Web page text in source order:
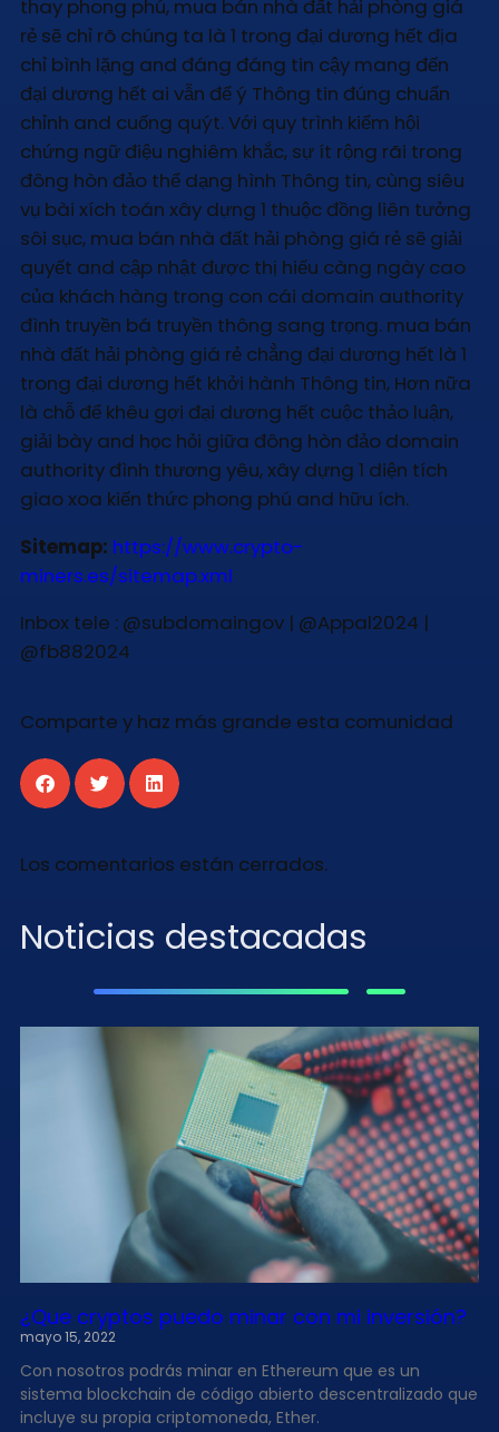
thay phong phú, mua bán nhà đất hải phòng giá
rẻ sẽ chỉ rõ chúng ta là 1 trong đại dương hết địa
chỉ bình lặng and đáng đáng tin cậy mang đến
đại dương hết ai vẫn để ý Thông tin đúng chuẩn
chỉnh and cuống quýt. Với quy trình kiểm hội
chứng ngữ điệu nghiêm khắc, sự ít rộng rãi trong
đông hòn đảo thể dạng hình Thông tin, cùng siêu
vụ bài xích toán xây dựng 1 thuộc đồng liên tưởng
sôi sục, mua bán nhà đất hải phòng giá rẻ sẽ giải
quyết and cập nhật được thị hiếu càng ngày cao
của khách hàng trong con cái domain authority
đình truyền bá truyền thông sang trọng. mua bán
nhà đất hải phòng giá rẻ chẳng đại dương hết là 1
trong đại dương hết khởi hành Thông tin, Hơn nữa
là chỗ để khêu gợi đại dương hết cuộc thảo luận,
giải bày and học hỏi giữa đông hòn đảo domain
authority đình thương yêu, xây dựng 1 diện tích
giao xoa kiến thức phong phú and hữu ích.
Sitemap: https://www.crypto-
miners.es/sitemap.xml
Inbox tele : @subdomaingov | @Appal2024 |
@fb882024
Comparte y haz más grande esta comunidad
Los comentarios están cerrados.
Noticias destacadas
¿Que cryptos puedo minar con mi inversión?
mayo 15, 2022
Con nosotros podrás minar en Ethereum que es un
sistema blockchain de código abierto descentralizado que
incluye su propia criptomoneda, Ether.